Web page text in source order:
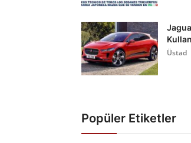
Üstad
Popüler Etiketler